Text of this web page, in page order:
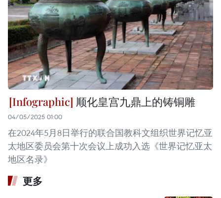
顺化皇宫九鼎上的铸铜雕
04/05/2025 01:00
在2024年5月8日举行的联合国教科文组织世界记忆亚
太地区委员会第十次会议上成功入选《世界记忆亚太
地区名录》
更多